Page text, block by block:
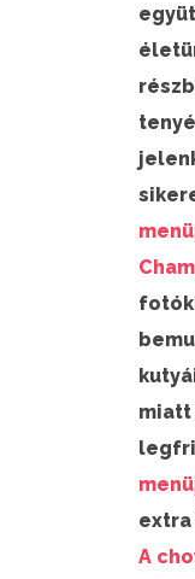
miatt
A